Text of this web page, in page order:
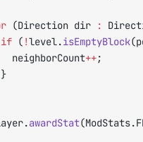
(Direction dir :
			if
( !level.isEmptyBlock
				neighborCount
++;
			}
awardStat